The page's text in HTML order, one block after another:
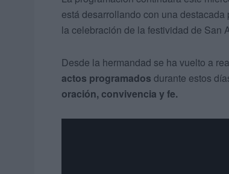
está desarrollando con una
la celebración de la festividad de San
Desde la hermandad se ha vuelto a
actos programados durante estos
oración, convivencia y fe.